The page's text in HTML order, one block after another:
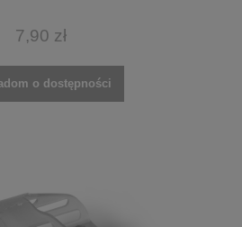
7,90 zł
o dostępności